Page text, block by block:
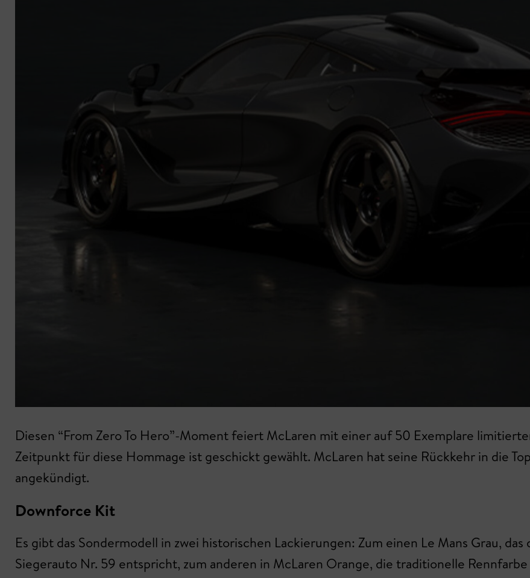
Diesen “From Zero To Hero”-Moment feiert McLaren mit einer auf 50 Exemplare
Zeitpunkt für diese Hommage ist geschickt gewählt. McLaren hat seine Rückkehr in die
angekündigt.
Downforce Kit
Es gibt das Sondermodell in zwei historischen Lackierungen: Zum einen Le Mans Grau,
Siegerauto Nr. 59 entspricht, zum anderen in McLaren Orange, die traditionelle